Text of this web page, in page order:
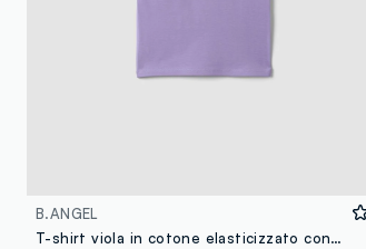
B.ANGEL
T-shirt viola in cotone elasticizzato con profili a contrasto fitted